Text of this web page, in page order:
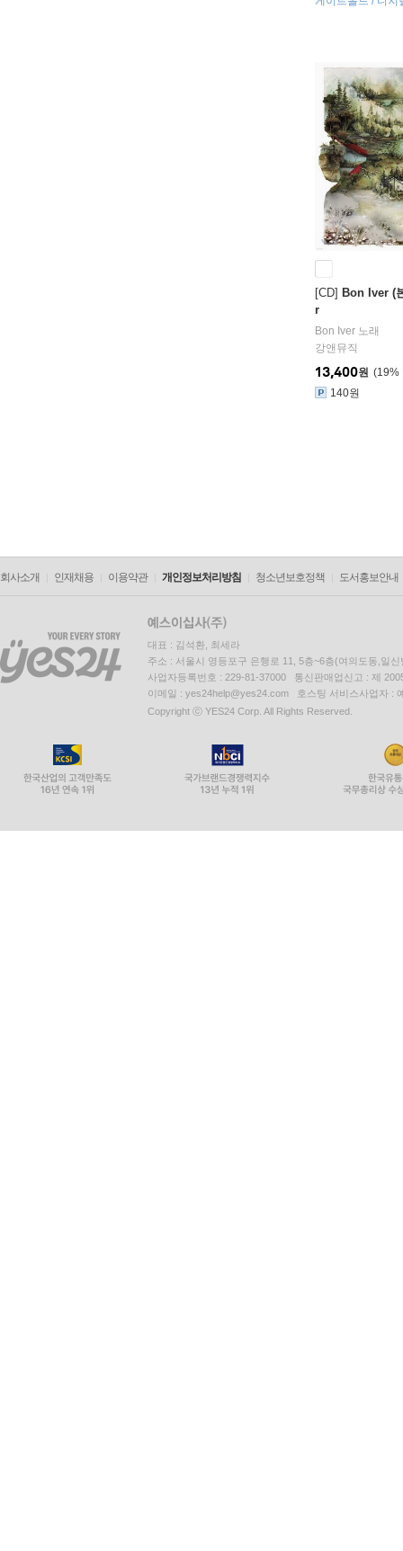
[CD] Bon Iver (
r
Bon Iver 노래
강앤뮤직
19%
13,400원
140원
회사소개 인재채용 이용약관 개인정보처리방침 청소년보호정책 도서홍보안내
대표 : 김석환, 최세라
주소 : 서울시 영등포구 은행로 11, 5층~6층(여의도동,일신
사업자등록번호 : 229-81-37000 통신판매업신고 : 제
이메일 : yes24help@yes24.com 호스팅 서비스사업자 :
Copyright ⓒ YES24 Corp. All Rights Reserved.